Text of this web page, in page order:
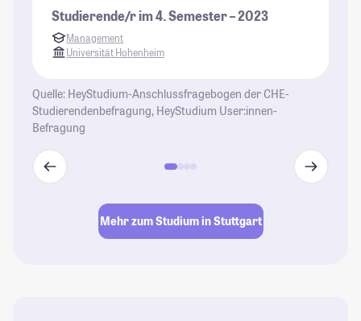
Studierende/r im 4. Semester – 2023
Management
Universität Hohenheim
Quelle: HeyStudium-Anschlussfragebogen der CHE-
Studierendenbefragung, HeyStudium User:innen-
Befragung
Mehr zum Studium in Stuttgart